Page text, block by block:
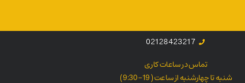
02128423217
تماس در ساعات کاری
شنبه تا چهارشنبه از ساعت ( 19- 9:30 )